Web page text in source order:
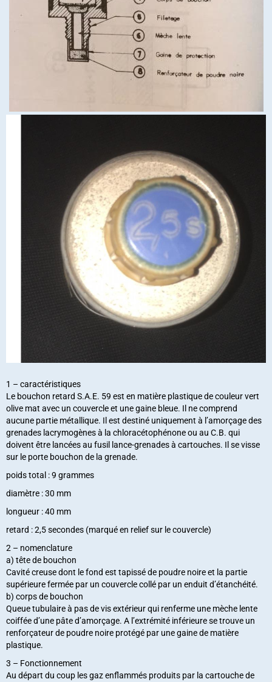
1 – caractéristiques
Le bouchon retard S.A.E. 59 est en matière plastique de couleur vert
olive mat avec un couvercle et une gaine bleue. Il ne comprend
aucune partie métallique. Il est destiné uniquement à l’amorçage des
grenades lacrymogènes à la chloracétophénone ou au C.B. qui
doivent être lancées au fusil lance-grenades à cartouches. Il se visse
sur le porte bouchon de la grenade.
poids total : 9 grammes
diamètre : 30 mm
longueur : 40 mm
retard : 2,5 secondes (marqué en relief sur le couvercle)
2 – nomenclature
a) tête de bouchon
Cavité creuse dont le fond est tapissé de poudre noire et la partie
supérieure fermée par un couvercle collé par un enduit d’étanchéité.
b) corps de bouchon
Queue tubulaire à pas de vis extérieur qui renferme une mèche lente
coiffée d’une pâte d’amorçage. A l’extrémité inférieure se trouve un
renforçateur de poudre noire protégé par une gaine de matière
plastique.
3 – Fonctionnement
Au départ du coup les gaz enflammés produits par la cartouche de